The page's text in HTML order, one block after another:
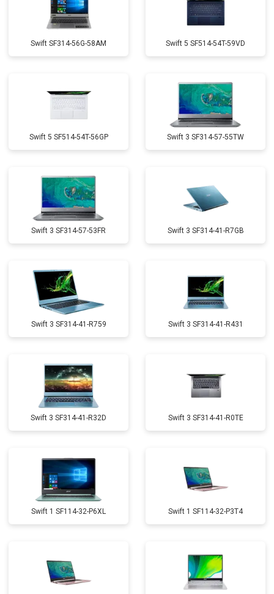
Swift SF314-56G-58AM Swift 5 SF514-54T-59VD
Swift 5 SF514-54T-56GP Swift 3 SF314-57-55TW
Swift 3 SF314-57-53FR Swift 3 SF314-41-R7GB
Swift 3 SF314-41-R759 Swift 3 SF314-41-R431
Swift 3 SF314-41-R32D Swift 3 SF314-41-R0TE
Swift 1 SF114-32-P6XL Swift 1 SF114-32-P3T4